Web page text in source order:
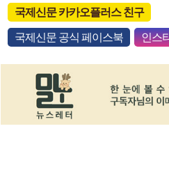
국제신문 카카오플러스 친구
국제신문 공식 페이스북 인스